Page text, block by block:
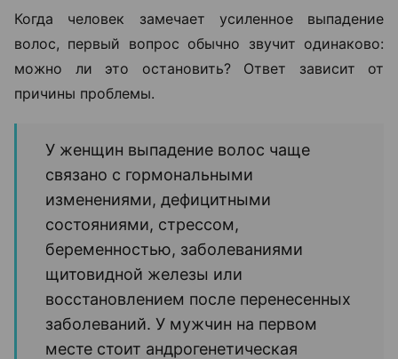
Когда человек замечает усиленное выпадение
волос, первый вопрос обычно звучит одинаково:
можно ли это остановить? Ответ зависит от
причины проблемы.
У женщин выпадение волос чаще
связано с гормональными
изменениями, дефицитными
состояниями, стрессом,
беременностью, заболеваниями
щитовидной железы или
восстановлением после перенесенных
заболеваний. У мужчин на первом
месте стоит андрогенетическая